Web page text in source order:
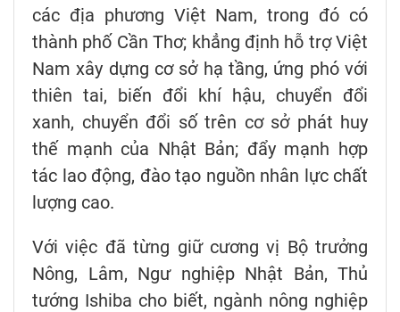
các địa phương Việt Nam, trong đó có
thành phố Cần Thơ; khẳng định hỗ trợ Việt
Nam xây dựng cơ sở hạ tầng, ứng phó với
thiên tai, biến đổi khí hậu, chuyển đổi
xanh, chuyển đổi số trên cơ sở phát huy
thế mạnh của Nhật Bản; đẩy mạnh hợp
tác lao động, đào tạo nguồn nhân lực chất
lượng cao.
Với việc đã từng giữ cương vị Bộ trưởng
Nông, Lâm, Ngư nghiệp Nhật Bản, Thủ
tướng Ishiba cho biết, ngành nông nghiệp